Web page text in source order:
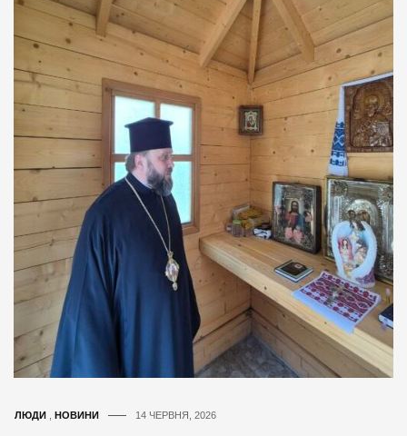
ЛЮДИ НОВИНИ 14 ЧЕРВНЯ, 2026